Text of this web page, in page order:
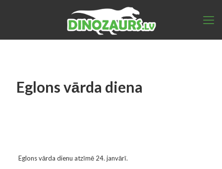
Eglons vārda diena
Eglons vārda dienu atzīmē 24. janvārī.